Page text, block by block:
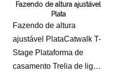
Fazendo de altura ajustável
Plata
Fazendo de altura
ajustável PlataCatwalk T-
Stage Plataforma de
casamento Trelia de liga